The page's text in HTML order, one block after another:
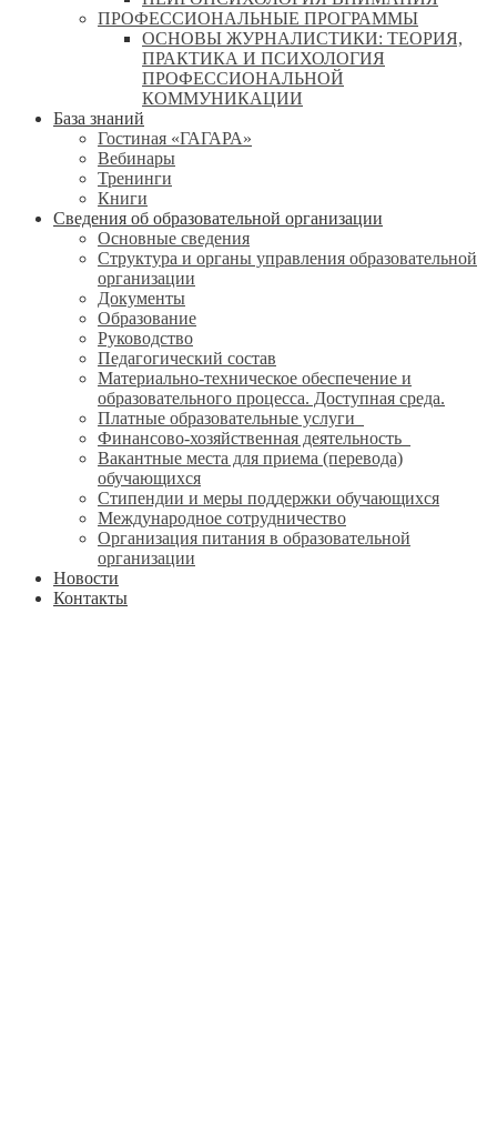
ПРОФЕССИОНАЛЬНЫЕ ПРОГРАММЫ
ОСНОВЫ ЖУРНАЛИСТИКИ: ТЕОРИЯ,
ПРАКТИКА И ПСИХОЛОГИЯ
ПРОФЕССИОНАЛЬНОЙ
КОММУНИКАЦИИ
База знаний
Гостиная «ГАГАРА»
Вебинары
Тренинги
Книги
Сведения об образовательной организации
Основные сведения
Структура и органы управления образовательной
организации
Документы
Образование
Руководство
Педагогический состав
Материально-техническое обеспечение и
образовательного процесса. Доступная среда.
Платные образовательные услуги
Финансово-хозяйственная деятельность
Вакантные места для приема (перевода)
обучающихся
Стипендии и меры поддержки обучающихся
Международное сотрудничество
Организация питания в образовательной
организации
Новости
Контакты